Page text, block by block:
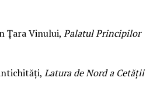
Țara Vinului, Palatul Principilor
Latura de Nord a Cetății